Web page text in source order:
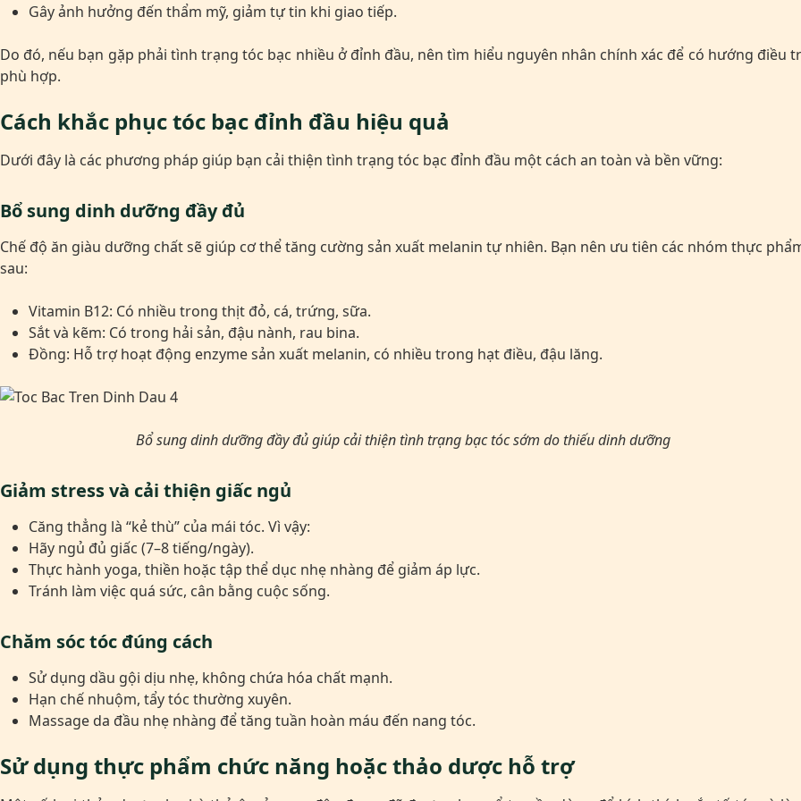
Gây ảnh hưởng đến thẩm mỹ, giảm tự tin khi giao tiếp.
Do đó, nếu bạn gặp phải tình trạng tóc bạc nhiều ở đỉnh đầu, nên tìm hiểu nguyên nhân chính xác để có hướng điều
phù hợp.
Cách khắc phục tóc bạc đỉnh đầu hiệu quả
Dưới đây là các phương pháp giúp bạn cải thiện tình trạng tóc bạc đỉnh đầu một cách an toàn và bền vững:
Bổ sung dinh dưỡng đầy đủ
Chế độ ăn giàu dưỡng chất sẽ giúp cơ thể tăng cường sản xuất melanin tự nhiên. Bạn nên ưu tiên các nhóm thực
sau:
Vitamin B12: Có nhiều trong thịt đỏ, cá, trứng, sữa.
Sắt và kẽm: Có trong hải sản, đậu nành, rau bina.
Đồng: Hỗ trợ hoạt động enzyme sản xuất melanin, có nhiều trong hạt điều, đậu lăng.
Bổ sung dinh dưỡng đầy đủ giúp cải thiện tình trạng bạc tóc sớm do thiếu dinh dưỡng
Giảm stress và cải thiện giấc ngủ
Căng thẳng là “kẻ thù” của mái tóc. Vì vậy:
Hãy ngủ đủ giấc (7–8 tiếng/ngày).
Thực hành yoga, thiền hoặc tập thể dục nhẹ nhàng để giảm áp lực.
Tránh làm việc quá sức, cân bằng cuộc sống.
Chăm sóc tóc đúng cách
Sử dụng dầu gội dịu nhẹ, không chứa hóa chất mạnh.
Hạn chế nhuộm, tẩy tóc thường xuyên.
Massage da đầu nhẹ nhàng để tăng tuần hoàn máu đến nang tóc.
Sử dụng thực phẩm chức năng hoặc thảo dược hỗ trợ